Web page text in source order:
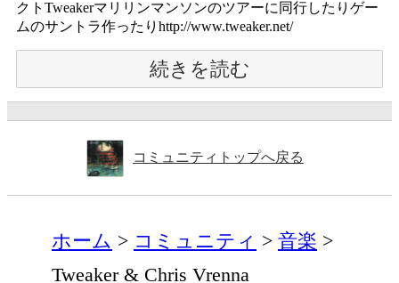
クトTweakerマリリンマンソンのツアーに同行したりゲー
ムのサントラ作ったりhttp://www.tweaker.net/
続きを読む
コミュニティトップへ戻る
ホーム コミュニティ
音楽
Tweaker & Chris Vrenna